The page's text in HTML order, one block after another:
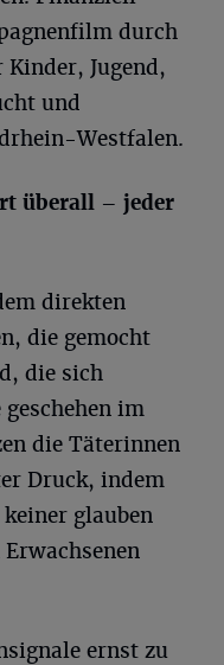
durch
Jugend,
und
Westfalen.
überall – jeder
direkten
die gemocht
die sich
im
die Täterinnen
Druck, indem
glauben
ernst zu